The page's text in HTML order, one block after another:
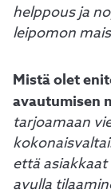
helppous ja
leipomon
Mistä olet
avautumisen
tarjoamaan
että
avulla